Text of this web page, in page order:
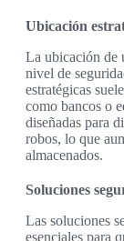
Ubicación
La ubicación de
nivel de
estratégicas
como bancos o
diseñadas para
robos, lo que
almacenados.
Soluciones
Las soluciones
esenciales para